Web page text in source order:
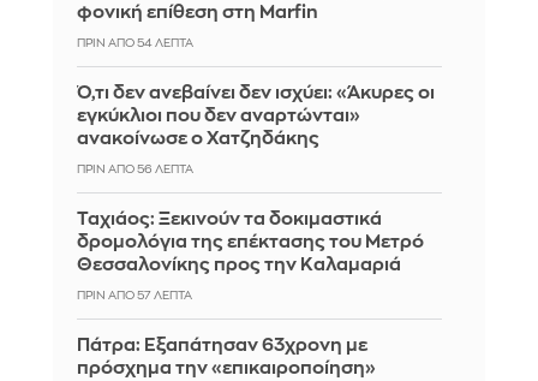
φονική επίθεση στη Marfin
ΠΡΙΝ ΑΠΌ 54 ΛΕΠΤΆ
Ό,τι δεν ανεβαίνει δεν ισχύει: «Άκυρες οι
εγκύκλιοι που δεν αναρτώνται»
ανακοίνωσε ο Χατζηδάκης
ΠΡΙΝ ΑΠΌ 56 ΛΕΠΤΆ
Ταχιάος: Ξεκινούν τα δοκιμαστικά
δρομολόγια της επέκτασης του Μετρό
Θεσσαλονίκης προς την Καλαμαριά
ΠΡΙΝ ΑΠΌ 57 ΛΕΠΤΆ
Πάτρα: Εξαπάτησαν 63χρονη με
πρόσχημα την «επικαιροποίηση»